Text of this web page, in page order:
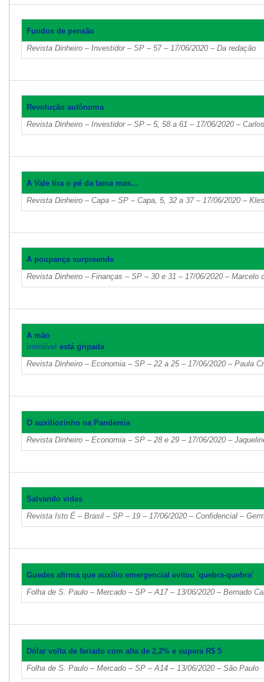
Fundos de pensão
Revista Dinheiro – Investidor – SP – 57 – 17/06/2020 – Da redação
Revolução autônoma
Revista Dinheiro – Investidor – SP – 5, 58 a 61 – 17/06/2020 –
A Vale tira o pé da lama mas…
Revista Dinheiro – Capa – SP – Capa, 5, 32 a 37 – 17/06/2020 –
A poupança surpreende
Revista Dinheiro – Finanças – SP – 30 e 31 – 17/06/2020 – Marcelo
A mão
invisível está gripada
Revista Dinheiro – Economia – SP – 22 a 25 – 17/06/2020 – Paula
O auxiliozinho na Pandemia
Revista Dinheiro – Economia – SP – 28 e 29 – 17/06/2020 –
Salvando vidas
Revista Isto É – Brasil – SP – 19 – 17/06/2020 – Confidencial –
Guedes afirma que auxílio emergencial evitou 'quebra-quebra'
Folha de S. Paulo – Mercado – SP – A17 – 13/06/2020 – Bernado
Dólar volta de feriado com alta de 2,2% e supera R$ 5
Folha de S. Paulo – Mercado – SP – A14 – 13/06/2020 – São Paulo